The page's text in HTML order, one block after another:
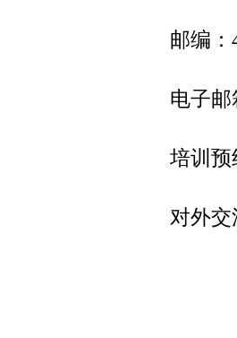
邮编：
电子邮
培训预
对外交